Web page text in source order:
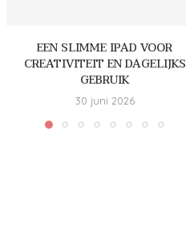
EEN SLIMME IPAD VOOR
CREATIVITEIT EN DAGELIJKS
GEBRUIK
30 juni 2026